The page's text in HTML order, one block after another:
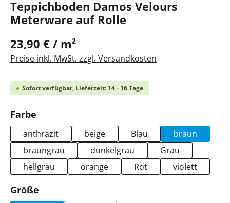
Teppichboden Damos Velours
Meterware auf Rolle
23,90 € / m²
Preise inkl. MwSt. zzgl. Versandkosten
Sofort verfügbar, Lieferzeit: 14 - 16 Tage
Farbe
anthrazit beige Blau
braun
braungrau
dunkelgrau
Grau
hellgrau
orange Rot violett
Größe